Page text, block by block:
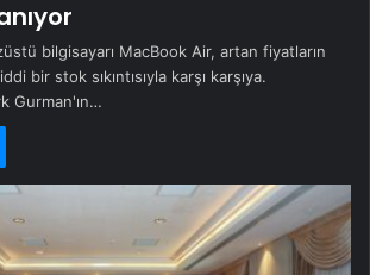
bilgisayarı MacBook Air, artan fiyatların
bir stok sıkıntısıyla karşı karşıya.
Gurman'ın…